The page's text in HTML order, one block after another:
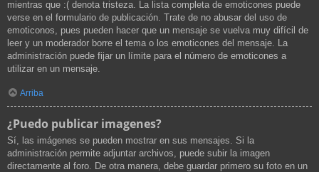
mientras que :( denota tristeza. La lista completa de emoticones puede
verse en el formulario de publicación. Trate de no abusar del uso de
emoticonos, pues pueden hacer que un mensaje se vuelva muy difícil de
leer y un moderador borre el tema o los emoticones del mensaje. La
administración puede fijar un límite para el número de emoticones a
utilizar en un mensaje.
Arriba
¿Puedo publicar imagenes?
Sí, las imágenes se pueden mostrar en sus mensajes. Si la
administración permite adjuntar archivos, puede subir la imagen
directamente al foro. De otra manera, debe guardar primero su foto en un